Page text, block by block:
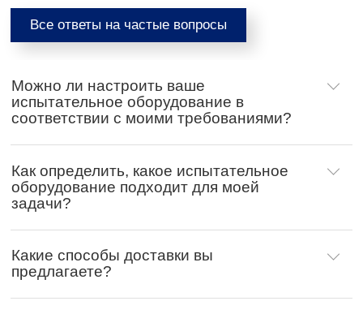
Все ответы на частые вопросы
Можно ли настроить ваше
испытательное оборудование в
соответствии с моими требованиями?
Как определить, какое испытательное
оборудование подходит для моей
задачи?
Какие способы доставки вы
предлагаете?